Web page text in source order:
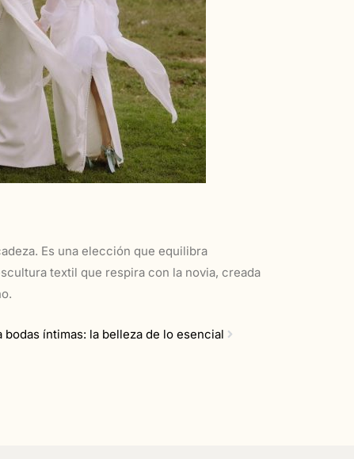
Es una elección que equilibra
textil que respira con la novia, creada
bodas íntimas: la belleza de lo esencial